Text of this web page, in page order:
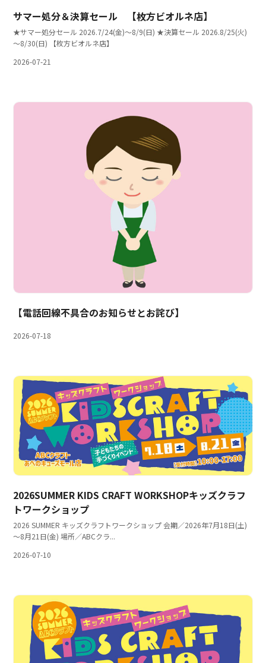
2026-07-21
サマー処分＆決算セール 【枚方ビオルネ店】
★サマー処分セール 2026.7/24(金)～8/9(日) ★決算セール 2026.8/25(火)
～8/30(日) 【枚方ビオルネ店】
2026-07-18
【電話回線不具合のお知らせとお詫び】
2026-07-10
2026SUMMER KIDS CRAFT WORKSHOPキッズクラフ
トワークショップ
2026 SUMMER キッズクラフトワークショップ 会期／2026年7月18日(土)
～8月21日(金) 場所／ABCクラ...